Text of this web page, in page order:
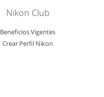
Nikon Club
Beneficios Vigentes
Crear Perfil Nikon